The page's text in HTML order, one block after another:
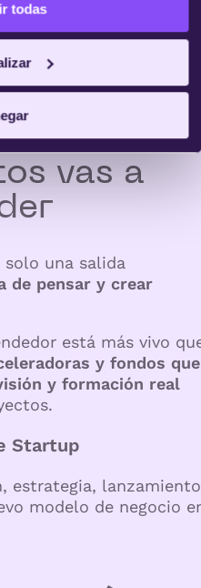
todas
Digital
vas a
una salida
de pensar y crear
está más vivo
y fondos que
y formación real
Startup
estrategia, lanzamiento
modelo de negocio